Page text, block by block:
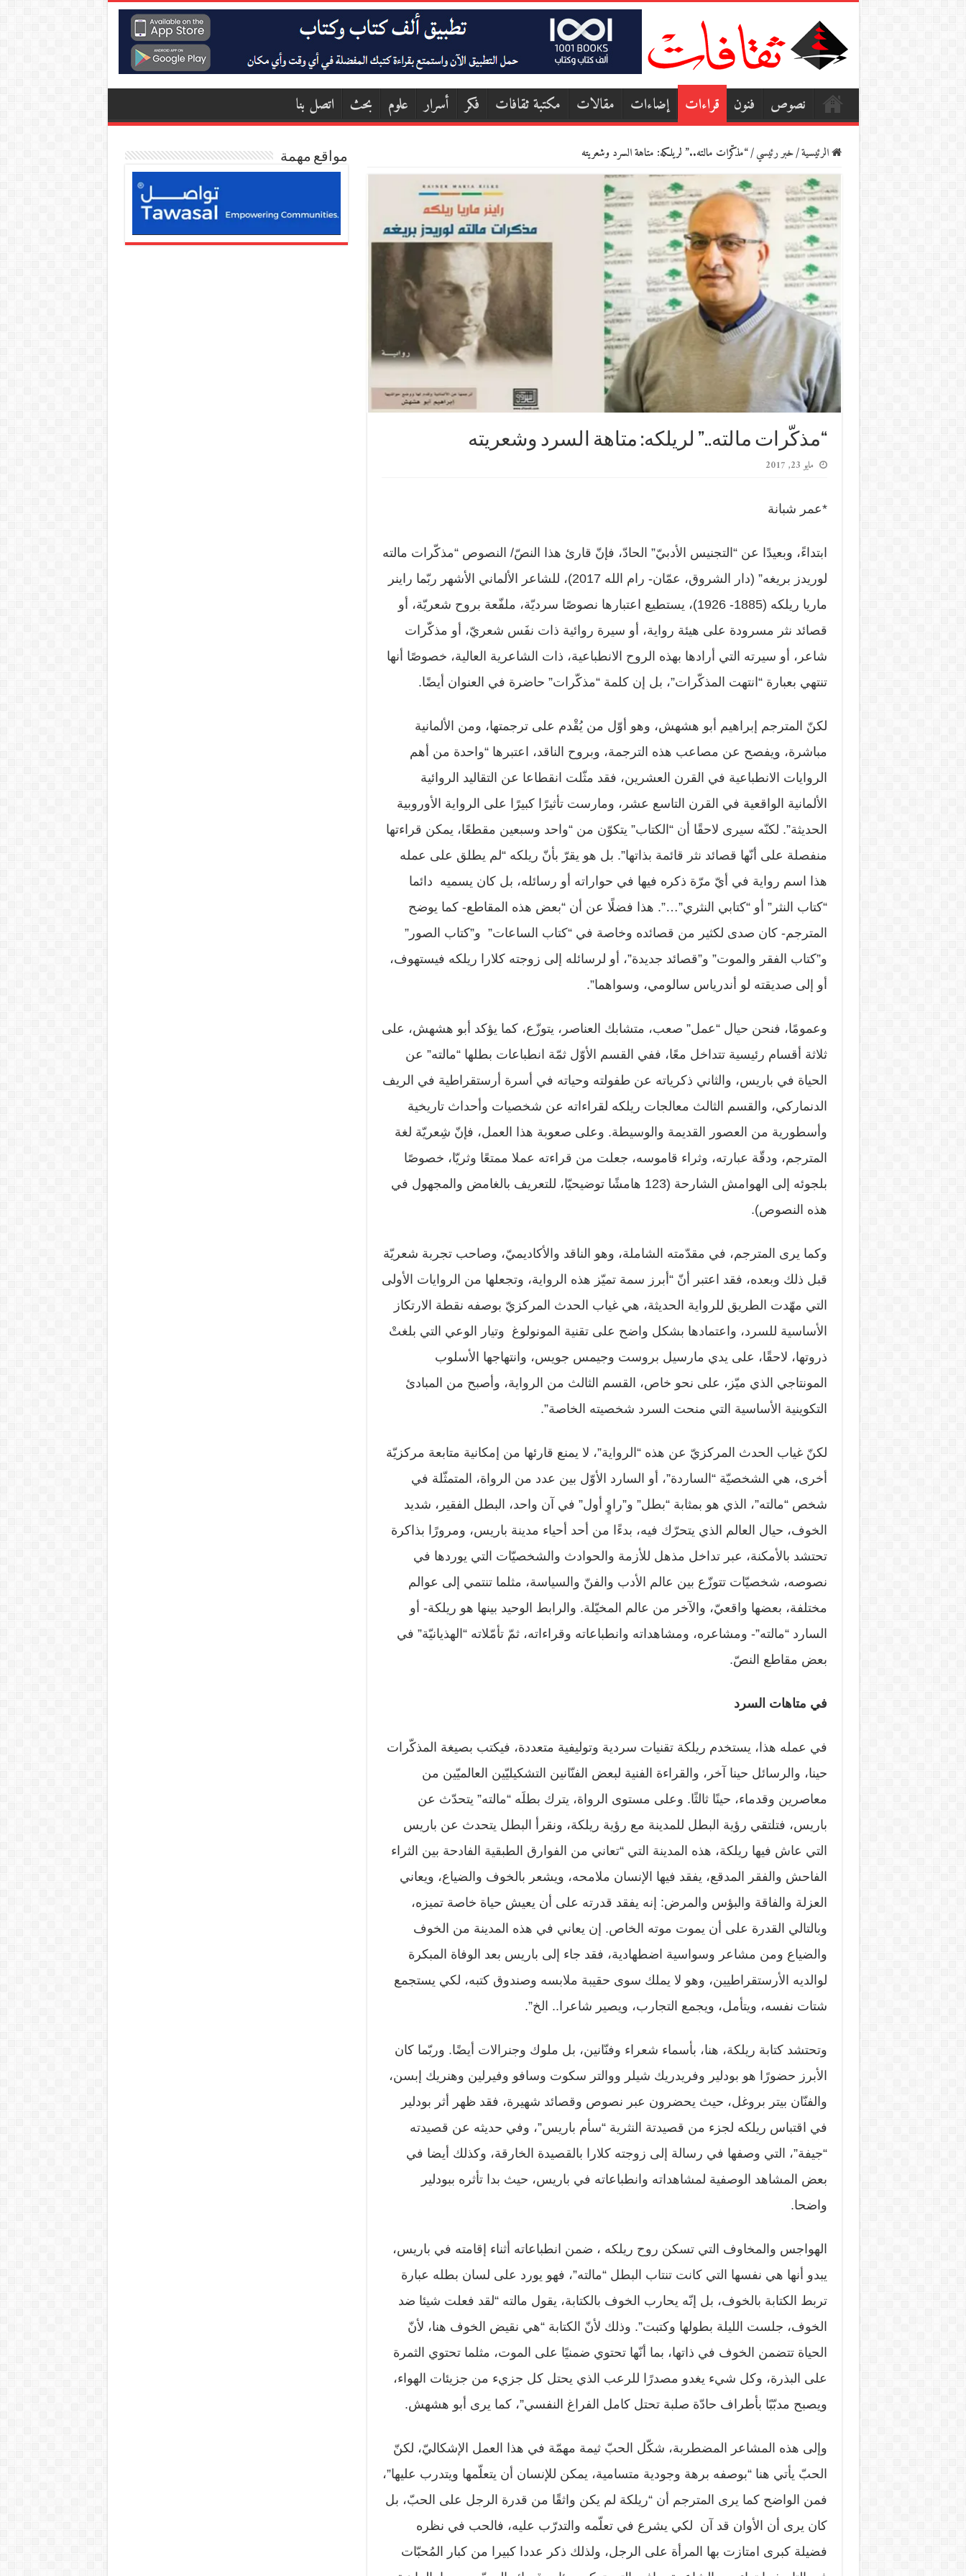
نصوص فنون قراءات إضاءات مقالات مكتبة ثقافات فكر أسرار علوم بحث اتصل بنا
الرئيسية/خبر رئيسي/“مذكّرات مالته..” لريلكه: متاهة السرد وشعريته
“مذكّرات مالته..” لريلكه: متاهة السرد وشعريته
مايو 23, 2017
*عمر شبانة
ابتداءً، وبعيدًا عن “التجنيس الأدبيّ” الحادّ، فإنّ قارئ هذا النصّ/ النصوص “مذكّرات مالته
لوريدز بريغه” (دار الشروق، عمّان- رام الله 2017)، للشاعر الألماني الأشهر ربّما راينر
ماريا ريلكه (1885- 1926)، يستطيع اعتبارها نصوصًا سرديّة، ملفّعة بروح شعريّة، أو
قصائد نثر مسرودة على هيئة رواية، أو سيرة روائية ذات نفَس شعريّ، أو مذكّرات
شاعر، أو سيرته التي أرادها بهذه الروح الانطباعية، ذات الشاعرية العالية، خصوصًا أنها
تنتهي بعبارة “انتهت المذكّرات”، بل إن كلمة “مذكّرات” حاضرة في العنوان أيضًا.
لكنّ المترجم إبراهيم أبو هشهش، وهو أوّل من يُقْدم على ترجمتها، ومن الألمانية
مباشرة، ويفصح عن مصاعب هذه الترجمة، وبروح الناقد، اعتبرها “واحدة من أهم
الروايات الانطباعية في القرن العشرين، فقد مثّلت انقطاعا عن التقاليد الروائية
الألمانية الواقعية في القرن التاسع عشر، ومارست تأثيرًا كبيرًا على الرواية الأوروبية
الحديثة”. لكنّه سيرى لاحقًا أن “الكتاب” يتكوّن من “واحد وسبعين مقطعًا، يمكن قراءتها
منفصلة على أنّها قصائد نثر قائمة بذاتها”. بل هو يقرّ بأنّ ريلكه “لم يطلق على عمله
هذا اسم رواية في أيّ مرّة ذكره فيها في حواراته أو رسائله، بل كان يسميه دائما
“كتاب النثر” أو “كتابي النثري”…”. هذا فضلًا عن أن “بعض هذه المقاطع- كما يوضح
المترجم- كان صدى لكثير من قصائده وخاصة في “كتاب الساعات” و”كتاب الصور”
و”كتاب الفقر والموت” و”قصائد جديدة”، أو لرسائله إلى زوجته كلارا ريلكه فيستهوف،
أو إلى صديقته لو أندرياس سالومي، وسواهما”.
وعمومًا، فنحن حيال “عمل” صعب، متشابك العناصر، يتوزّع، كما يؤكد أبو هشهش، على
ثلاثة أقسام رئيسية تتداخل معًا، ففي القسم الأوّل ثمّة انطباعات بطلها “مالته” عن
الحياة في باريس، والثاني ذكرياته عن طفولته وحياته في أسرة أرستقراطية في الريف
الدنماركي، والقسم الثالث معالجات ريلكه لقراءاته عن شخصيات وأحداث تاريخية
وأسطورية من العصور القديمة والوسيطة. وعلى صعوبة هذا العمل، فإنّ شِعريّة لغة
المترجم، ودقّة عبارته، وثراء قاموسه، جعلت من قراءته عملا ممتعًا وثريّا، خصوصًا
بلجوئه إلى الهوامش الشارحة (123 هامشًا توضيحيّا، للتعريف بالغامض والمجهول في
هذه النصوص).
وكما يرى المترجم، في مقدّمته الشاملة، وهو الناقد والأكاديميّ، وصاحب تجربة شعريّة
قبل ذلك وبعده، فقد اعتبر أنّ “أبرز سمة تميّز هذه الرواية، وتجعلها من الروايات الأولى
التي مهّدت الطريق للرواية الحديثة، هي غياب الحدث المركزيّ بوصفه نقطة الارتكاز
الأساسية للسرد، واعتمادها بشكل واضح على تقنية المونولوغ وتيار الوعي التي بلغتْ
ذروتها، لاحقًا، على يدي مارسيل بروست وجيمس جويس، وانتهاجها الأسلوب
المونتاجي الذي ميّز، على نحو خاص، القسم الثالث من الرواية، وأصبح من المبادئ
التكوينية الأساسية التي منحت السرد شخصيته الخاصة”.
لكنّ غياب الحدث المركزيّ عن هذه “الرواية”، لا يمنع قارئها من إمكانية متابعة مركزيّة
أخرى، هي الشخصيّة “الساردة”، أو السارد الأوّل بين عدد من الرواة، المتمثّلة في
شخص “مالته”، الذي هو بمثابة “بطل” و”راوٍ أول” في آن واحد، البطل الفقير، شديد
الخوف، حيال العالم الذي يتحرّك فيه، بدءًا من أحد أحياء مدينة باريس، ومرورًا بذاكرة
تحتشد بالأمكنة، عبر تداخل مذهل للأزمة والحوادث والشخصيّات التي يوردها في
نصوصه، شخصيّات تتوزّع بين عالم الأدب والفنّ والسياسة، مثلما تنتمي إلى عوالم
مختلفة، بعضها واقعيّ، والآخر من عالم المخيّلة. والرابط الوحيد بينها هو ريلكة- أو
السارد “مالته”- ومشاعره، ومشاهداته وانطباعاته وقراءاته، ثمّ تأمّلاته “الهذيانيّة” في
بعض مقاطع النصّ.
في متاهات السرد
في عمله هذا، يستخدم ريلكة تقنيات سردية وتوليفية متعددة، فيكتب بصيغة المذكّرات
حينا، والرسائل حينا آخر، والقراءة الفنية لبعض الفنّانين التشكيليّين العالميّين من
معاصرين وقدماء، حينًا ثالثًا. وعلى مستوى الرواة، يترك بطلَه “مالته” يتحدّث عن
باريس، فتلتقي رؤية البطل للمدينة مع رؤية ريلكة، ونقرأ البطل يتحدث عن باريس
التي عاش فيها ريلكة، هذه المدينة التي “تعاني من الفوارق الطبقية الفادحة بين الثراء
الفاحش والفقر المدقع، يفقد فيها الإنسان ملامحه، ويشعر بالخوف والضياع، ويعاني
العزلة والفاقة والبؤس والمرض: إنه يفقد قدرته على أن يعيش حياة خاصة تميزه،
وبالتالي القدرة على أن يموت موته الخاص. إن يعاني في هذه المدينة من الخوف
والضياع ومن مشاعر وسواسية اضطهادية، فقد جاء إلى باريس بعد الوفاة المبكرة
لوالديه الأرستقراطيين، وهو لا يملك سوى حقيبة ملابسه وصندوق كتبه، لكي يستجمع
شتات نفسه، ويتأمل، ويجمع التجارب، ويصير شاعرا.. الخ”.
وتحتشد كتابة ريلكة، هنا، بأسماء شعراء وفنّانين، بل ملوك وجنرالات أيضًا. وربّما كان
الأبرز حضورًا هو بودلير وفريدريك شيلر ووالتر سكوت وسافو وفيرلين وهنريك إبسن،
والفنّان بيتر بروغل، حيث يحضرون عبر نصوص وقصائد شهيرة، فقد ظهر أثر بودلير
في اقتباس ريلكه لجزء من قصيدتة النثرية “سأم باريس”، وفي حديثه عن قصيدته
“جيفة”، التي وصفها في رسالة إلى زوجته كلارا بالقصيدة الخارقة، وكذلك أيضا في
بعض المشاهد الوصفية لمشاهداته وانطباعاته في باريس، حيث بدا تأثره ببودلير
واضحا.
الهواجس والمخاوف التي تسكن روح ريلكه ، ضمن انطباعاته أثناء إقامته في باريس،
يبدو أنها هي نفسها التي كانت تنتاب البطل “مالته”، فهو يورد على لسان بطله عبارة
تربط الكتابة بالخوف، بل إنّه يحارب الخوف بالكتابة، يقول مالته “لقد فعلت شيئا ضد
الخوف، جلست الليلة بطولها وكتبت”. وذلك لأنّ الكتابة “هي نقيض الخوف هنا، لأنّ
الحياة تتضمن الخوف في ذاتها، بما أنّها تحتوي ضمنيًا على الموت، مثلما تحتوي الثمرة
على البذرة، وكل شيء يغدو مصدرًا للرعب الذي يحتل كل جزيء من جزيئات الهواء،
ويصبح مدبّبًا بأطراف حادّة صلبة تحتل كامل الفراغ النفسي”، كما يرى أبو هشهش.
وإلى هذه المشاعر المضطربة، شكّل الحبّ ثيمة مهمّة في هذا العمل الإشكاليّ، لكنّ
الحبّ يأتي هنا “بوصفه برهة وجودية متسامية، يمكن للإنسان أن يتعلّمها ويتدرب عليها”،
فمن الواضح كما يرى المترجم أن “ريلكة لم يكن واثقًا من قدرة الرجل على الحبّ، بل
كان يرى أن الأوان قد آن لكي يشرع في تعلّمه والتدرّب عليه، فالحب في نظره
فضيلة كبرى امتازت بها المرأة على الرجل، ولذلك ذكر عددا كبيرا من كبار المُحبّات
مواقع مهمة